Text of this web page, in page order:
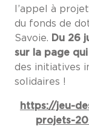
l’appel à
du fonds de
Savoie. Du 26
sur la page
des initiatives
solidaires !
https://jeu-
projets-